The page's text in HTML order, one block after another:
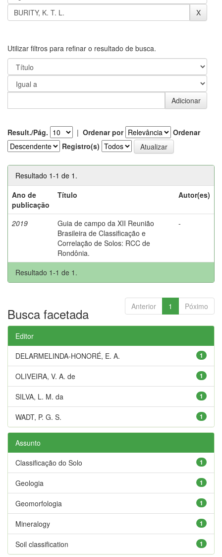
Utilizar filtros para refinar o resultado de busca.
Result./Pág. | Ordenar por
Ordenar
Registro(s)
Resultado 1-1 de 1.
Ano de
publicação
Título Autor(es)
2019
Guia de campo da XII Reunião
Brasileira de Classificação e
Correlação de Solos: RCC de
Rondônia.
-
Resultado 1-1 de 1.
Anterior 1 Póximo
Busca facetada
Editor
1
DELARMELINDA-HONORÉ, E. A.
1
OLIVEIRA, V. A. de
1
SILVA, L. M. da
1
WADT, P. G. S.
Assunto
1
Classificação do Solo
1
Geologia
1
Geomorfologia
1
Mineralogy
1
Soil classification